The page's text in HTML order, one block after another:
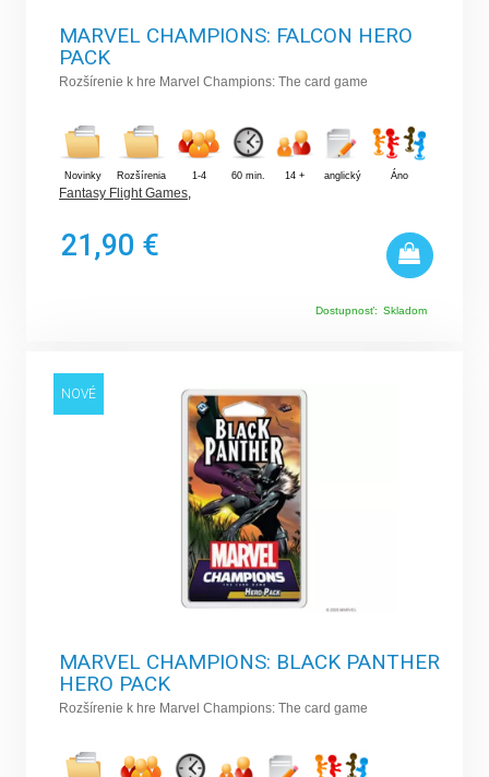
MARVEL CHAMPIONS: FALCON HERO
PACK
Rozšírenie k hre Marvel Champions: The card game
Novinky Rozšírenia 1-4 60 min. 14 + anglický Áno
Fantasy Flight Games,
21,90 €
Dostupnosť: Skladom
NOVÉ
MARVEL CHAMPIONS: BLACK PANTHER
HERO PACK
Rozšírenie k hre Marvel Champions: The card game